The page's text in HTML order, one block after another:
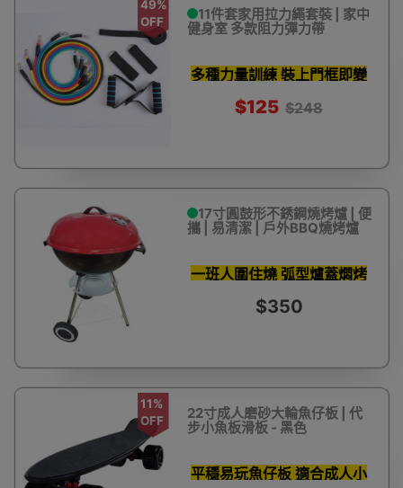
49%
OFF
11件套家用拉力繩套裝 | 家中
健身室 多款阻力彈力帶
多種力量訓練 裝上門框即變
重訓健身器材
$125 $248
17寸圓鼓形不銹鋼燒烤爐 | 便
攜 | 易清潔 | 戶外BBQ燒烤爐
一班人圍住燒 弧型爐蓋燜烤
鎖住肉汁
$350
11%
OFF
22寸成人磨砂大輪魚仔板 | 代
步小魚板滑板 - 黑色
平穩易玩魚仔板 適合成人小